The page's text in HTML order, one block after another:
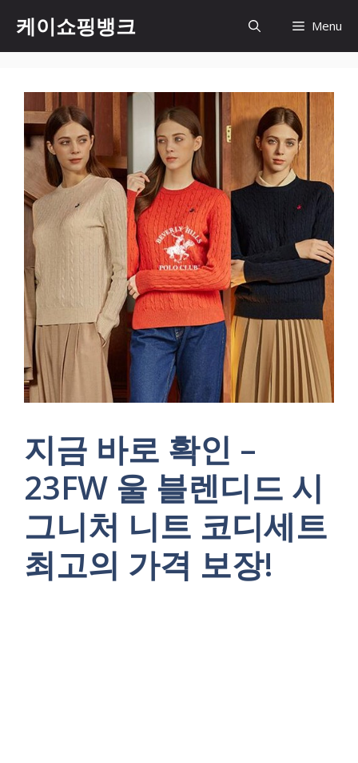
content
케이쇼핑뱅크 Menu
지금 바로 확인 –
23FW 울 블렌디드 시
그니처 니트 코디세트
최고의 가격 보장!